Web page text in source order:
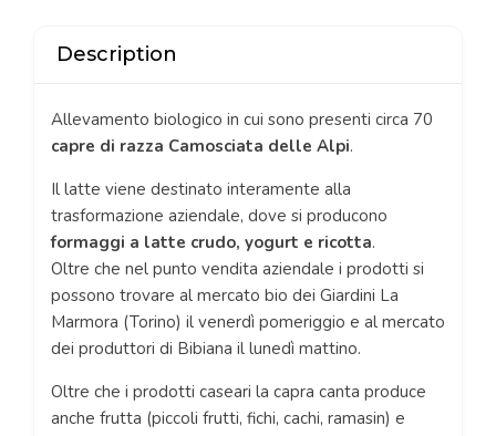
Description
Allevamento biologico in cui sono presenti circa 70
capre di razza Camosciata delle Alpi.
Il latte viene destinato interamente alla
trasformazione aziendale, dove si producono
formaggi a latte crudo, yogurt e ricotta.
Oltre che nel punto vendita aziendale i prodotti si
possono trovare al mercato bio dei Giardini La
Marmora (Torino) il venerdì pomeriggio e al mercato
dei produttori di Bibiana il lunedì mattino.
Oltre che i prodotti caseari la capra canta produce
anche frutta (piccoli frutti, fichi, cachi, ramasin) e